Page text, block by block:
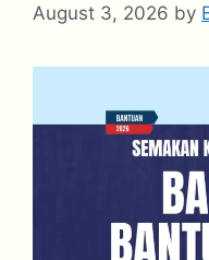
August 3, 2026 by